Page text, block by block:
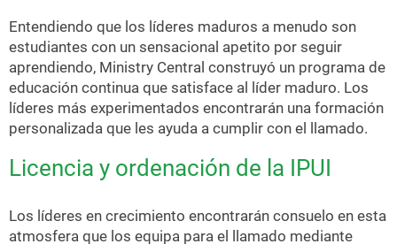
Entendiendo que los líderes maduros a menudo son
estudiantes con un sensacional apetito por seguir
aprendiendo, Ministry Central construyó un programa de
educación continua que satisface al líder maduro. Los
líderes más experimentados encontrarán una formación
personalizada que les ayuda a cumplir con el llamado.
Licencia y ordenación de la IPUI
Los líderes en crecimiento encontrarán consuelo en esta
atmosfera que los equipa para el llamado mediante